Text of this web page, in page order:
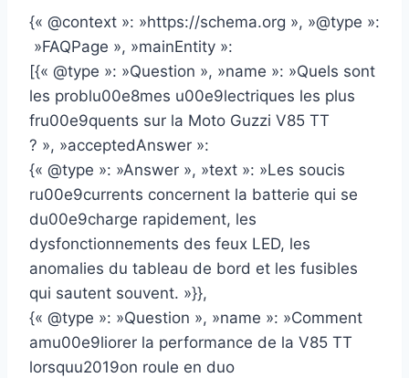
{« @context »: »https://schema.org », »@type »:
»FAQPage », »mainEntity »:
[{« @type »: »Question », »name »: »Quels sont
les problu00e8mes u00e9lectriques les plus
fru00e9quents sur la Moto Guzzi V85 TT
? », »acceptedAnswer »:
{« @type »: »Answer », »text »: »Les soucis
ru00e9currents concernent la batterie qui se
du00e9charge rapidement, les
dysfonctionnements des feux LED, les
anomalies du tableau de bord et les fusibles
qui sautent souvent. »}},
{« @type »: »Question », »name »: »Comment
amu00e9liorer la performance de la V85 TT
lorsquu2019on roule en duo